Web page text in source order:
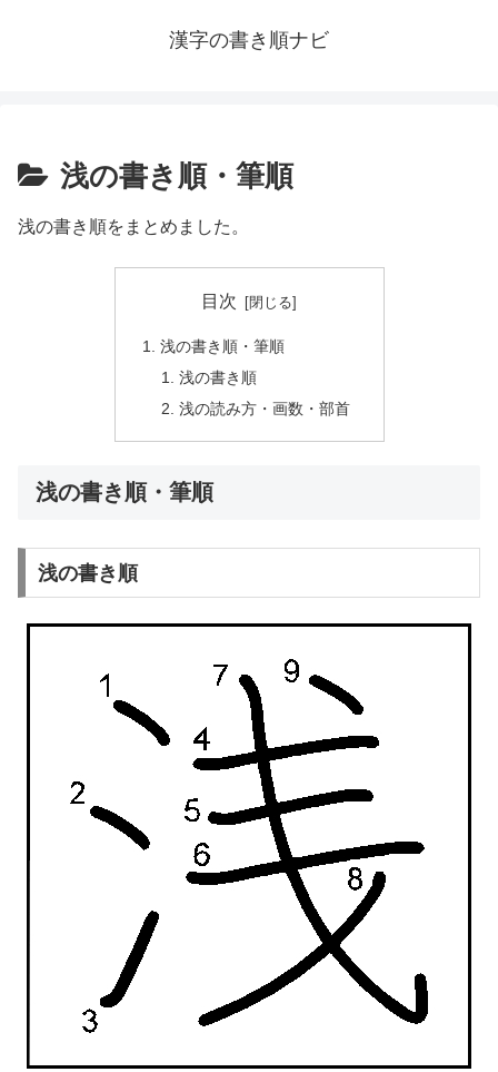
漢字の書き順ナビ
浅の書き順・筆順
浅の書き順をまとめました。
目次
浅の書き順・筆順
浅の書き順
浅の読み方・画数・部首
浅の書き順・筆順
浅の書き順